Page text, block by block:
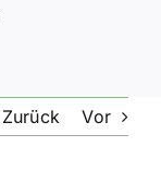
Zurück Vor